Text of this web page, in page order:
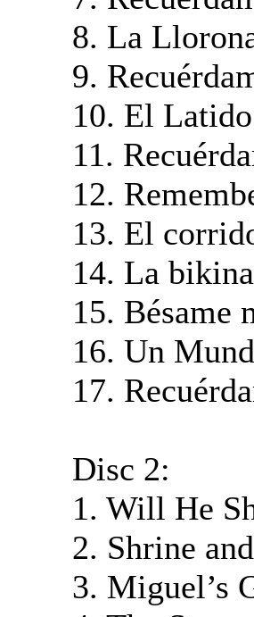
8. La
9.
10. El
11.
12.
13. El
14. La
15. Bésame
16. Un
17.
Disc 2:
1. Will He
2. Shrine
3. Miguel’s